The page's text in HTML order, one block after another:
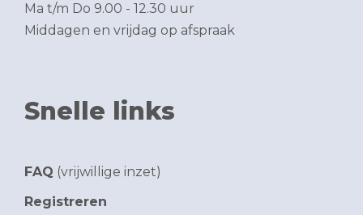
Ma t/m Do 9.00 - 12.30 uur
Middagen en vrijdag op afspraak
Snelle links
FAQ (vrijwillige inzet)
Registreren